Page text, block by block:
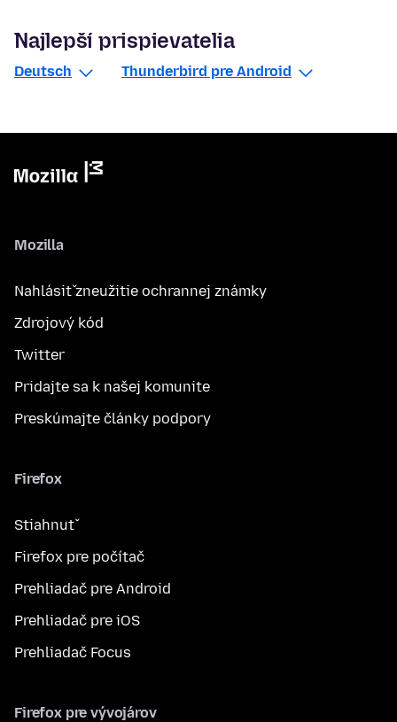
Najlepší prispievatelia
Deutsch Thunderbird pre Android
Mozilla
Nahlásiť zneužitie ochrannej známky
Zdrojový kód
Twitter
Pridajte sa k našej komunite
Preskúmajte články podpory
Firefox
Stiahnuť
Firefox pre počítač
Prehliadač pre Android
Prehliadač pre iOS
Prehliadač Focus
Firefox pre vývojárov